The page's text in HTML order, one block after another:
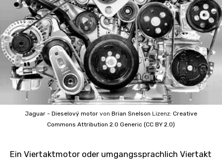
Jaguar - Dieselový motor von Brian Snelson Lizenz: Creative
Commons Attribution 2.0 Generic (CC BY 2.0)
Ein Viertaktmotor oder umgangssprachlich Viertakt